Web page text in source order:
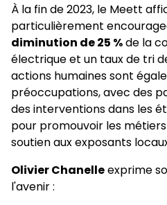
À la fin de 2023, le Meett
particulièrement
diminution de 25 %de la
électrique et un taux de tri
actions humaines sont
préoccupations, avec des
des interventions dans les
pour promouvoir les
soutien aux exposants
Olivier Chanelleexprime
l'avenir :